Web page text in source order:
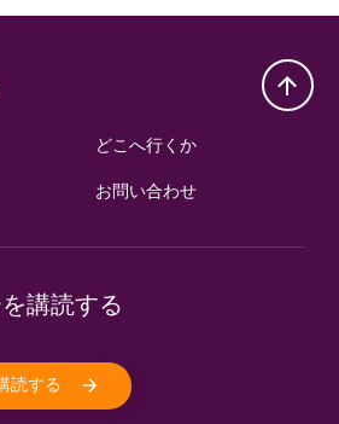
どこへ行くか
お問い合わせ
講読する
読する